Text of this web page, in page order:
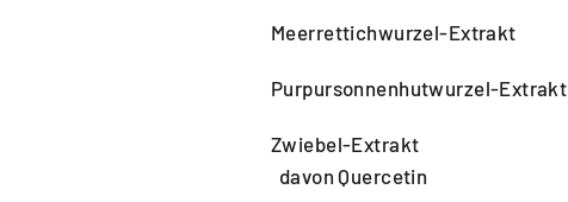
Meerrettichwurzel-Extrakt
Purpursonnenhutwurzel-Extrakt
Zwiebel-Extrakt
davon Quercetin